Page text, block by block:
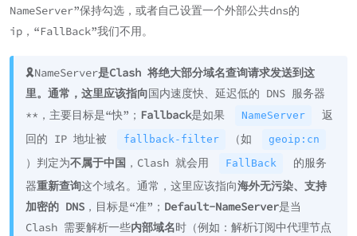
NameServer”保持勾选，或者自己设置一个外部公共dns的
ip，“FallBack”我们不用。
🎗️NameServer是Clash 将绝大部分域名查询请求发送到这
里。通常，这里应该指向国内速度快、延迟低的 DNS 服务器
**，主要目标是“快”； Fallback是如果 NameServer
返
回的 IP 地址被
fallback-filter （如 geoip:cn
）判定为不属于中国 ，Clash 就会用 FallBack
的服务
器重新查询这个域名。通常，这里应该指向海外无污染、支持
加密的 DNS ，目标是“准”； Default-NameServer是当
Clash 需要解析一些内部域名时（例如：解析订阅中代理节点